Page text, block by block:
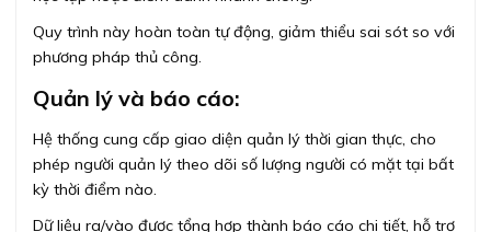
Quy trình này hoàn toàn tự động, giảm thiểu sai sót so với
phương pháp thủ công.
Quản lý và báo cáo:
Hệ thống cung cấp giao diện quản lý thời gian thực, cho
phép người quản lý theo dõi số lượng người có mặt tại bất
kỳ thời điểm nào.
Dữ liệu ra/vào được tổng hợp thành báo cáo chi tiết, hỗ trợ